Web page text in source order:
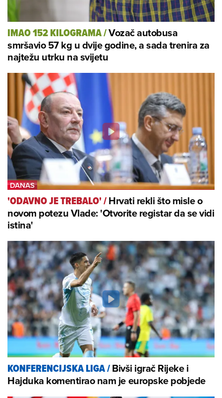
IMAO 152 KILOGRAMA/Vozač autobusa
smršavio 57 kg u dvije godine, a sada trenira za
najtežu utrku na svijetu
'ODAVNO JE TREBALO'/Hrvati rekli što misle o
novom potezu Vlade: 'Otvorite registar da se vidi
istina'
KONFERENCIJSKA LIGA/Bivši igrač Rijeke i
Hajduka komentirao nam je europske pobjede